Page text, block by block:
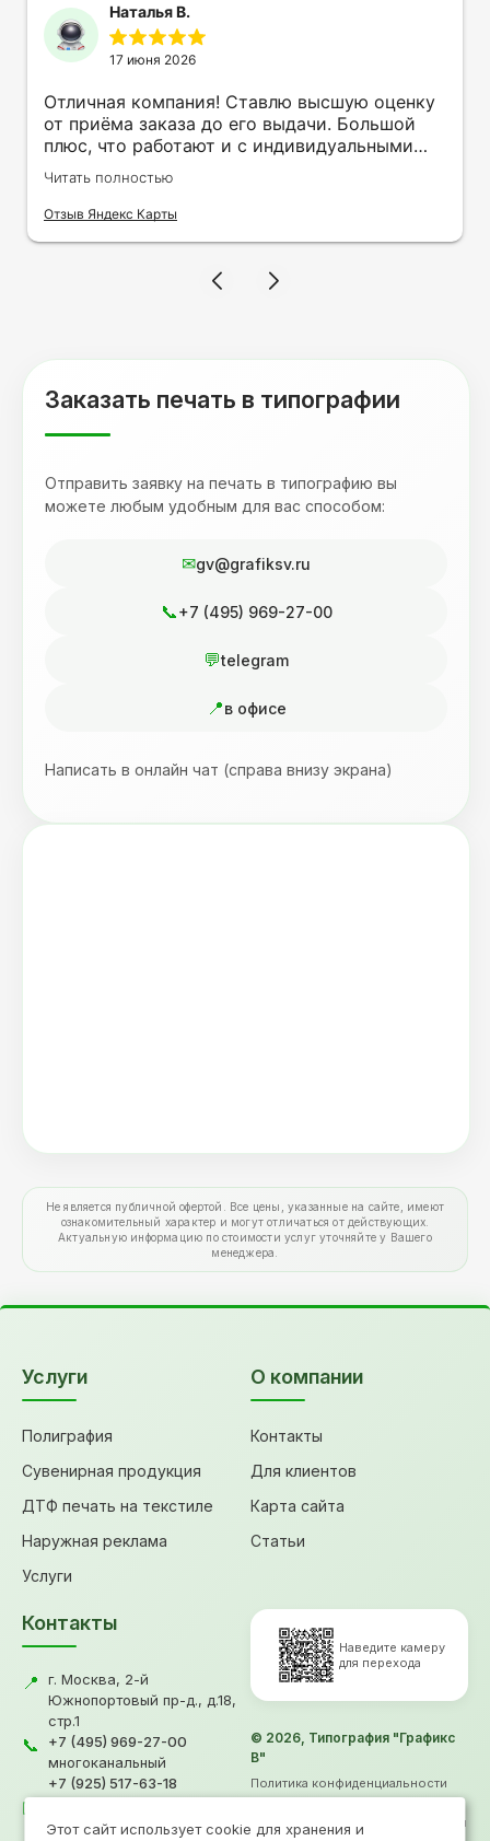
Наталья В.
17 июня 2026
Отличная компания! Ставлю высшую оценку
от приёма заказа до его выдачи. Большой
плюс, что работают и с индивидуальными
заказами. Нелбходимо было нанести принт
на кружку в подарок. Заказ был исполнен
оперативно и ооочень красиво, даже не
терпеливость, отвечала на все мои вопросы.
Читать полностью
Отзыв Яндекс Карты
Заказать печать в типографии
Отправить заявку на печать в типографию вы
можете любым удобным для вас способом:
gv@grafiksv.ru
+7 (495) 969-27-00
telegram
в офисе
Написать в онлайн чат (справа внизу экрана)
Не является публичной офертой. Все цены, указанные на сайте, имеют
ознакомительный характер и могут отличаться от действующих.
Актуальную информацию по стоимости услуг уточняйте у Вашего
менеджера.
Услуги
Полиграфия
Сувенирная продукция
ДТФ печать на текстиле
Наружная реклама
Услуги
О компании
Контакты
Для клиентов
Карта сайта
Статьи
Контакты
📍
г. Москва, 2-й
Южнопортовый пр-д., д.18,
стр.1
📞
+7 (495) 969-27-00
многоканальный
+7 (925) 517-63-18
✉️
Наведите камеру
для перехода
© 2026, Типография "Графикс
В"
Политика конфиденциальности
Информация не является офертой
Этот сайт использует cookie для хранения и